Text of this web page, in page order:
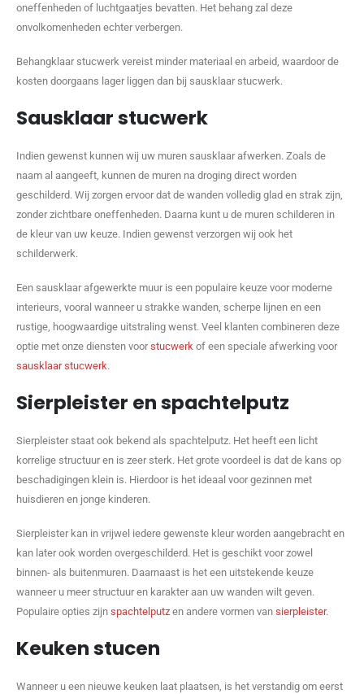
oneffenheden of luchtgaatjes bevatten. Het behang zal deze
onvolkomenheden echter verbergen.
Behangklaar stucwerk vereist minder materiaal en arbeid, waardoor de
kosten doorgaans lager liggen dan bij sausklaar stucwerk.
Sausklaar stucwerk
Indien gewenst kunnen wij uw muren sausklaar afwerken. Zoals de
naam al aangeeft, kunnen de muren na droging direct worden
geschilderd. Wij zorgen ervoor dat de wanden volledig glad en strak zijn,
zonder zichtbare oneffenheden. Daarna kunt u de muren schilderen in
de kleur van uw keuze. Indien gewenst verzorgen wij ook het
schilderwerk.
Een sausklaar afgewerkte muur is een populaire keuze voor moderne
interieurs, vooral wanneer u strakke wanden, scherpe lijnen en een
rustige, hoogwaardige uitstraling wenst. Veel klanten combineren deze
optie met onze diensten voorstucwerk of een speciale afwerking voor
sausklaar stucwerk.
Sierpleister en spachtelputz
Sierpleister staat ook bekend als spachtelputz. Het heeft een licht
korrelige structuur en is zeer sterk. Het grote voordeel is dat de kans op
beschadigingen klein is. Hierdoor is het ideaal voor gezinnen met
huisdieren en jonge kinderen.
Sierpleister kan in vrijwel iedere gewenste kleur worden aangebracht en
kan later ook worden overgeschilderd. Het is geschikt voor zowel
binnen- als buitenmuren. Daarnaast is het een uitstekende keuze
wanneer u meer structuur en karakter aan uw wanden wilt geven.
Populaire opties zijn spachtelputz en andere vormen van sierpleister.
Keuken stucen
Wanneer u een nieuwe keuken laat plaatsen, is het verstandig om eerst